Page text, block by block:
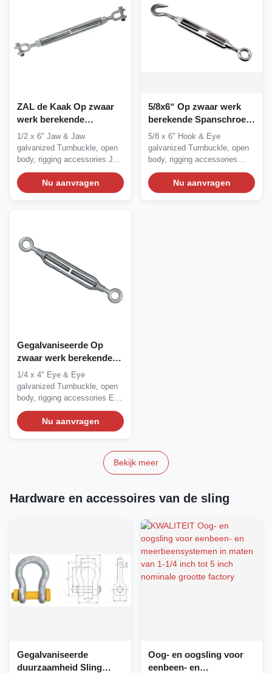
ZAL de Kaak Op zwaar
werk berekende
Spanschroef van
1000KG 0.5x6“
1/2 x 6" Jaw & Jaw
galvanized Turnbuckle, open
body, rigging accessories Jaw
& Jaw...
Nu aanvragen
5/8x6“ Op zwaar werk
berekende Spanschroef,
Open
Lichaamsspanschroef
5/8 x 6" Hook & Eye
galvanized Turnbuckle, open
body, rigging accessories
Hook & Eye...
Nu aanvragen
Gegalvaniseerde Op
zwaar werk berekende
Spanschroef 0,25 X 4 van
ISO“
1/4 x 4" Eye & Eye
galvanized Turnbuckle, open
body, rigging accessories Eye
& Eye...
Nu aanvragen
Bekijk meer
Hardware en accessoires van de sling
Gegalvaniseerde
duurzaamheid Sling
Oog- en oogsling voor
eenbeen- en